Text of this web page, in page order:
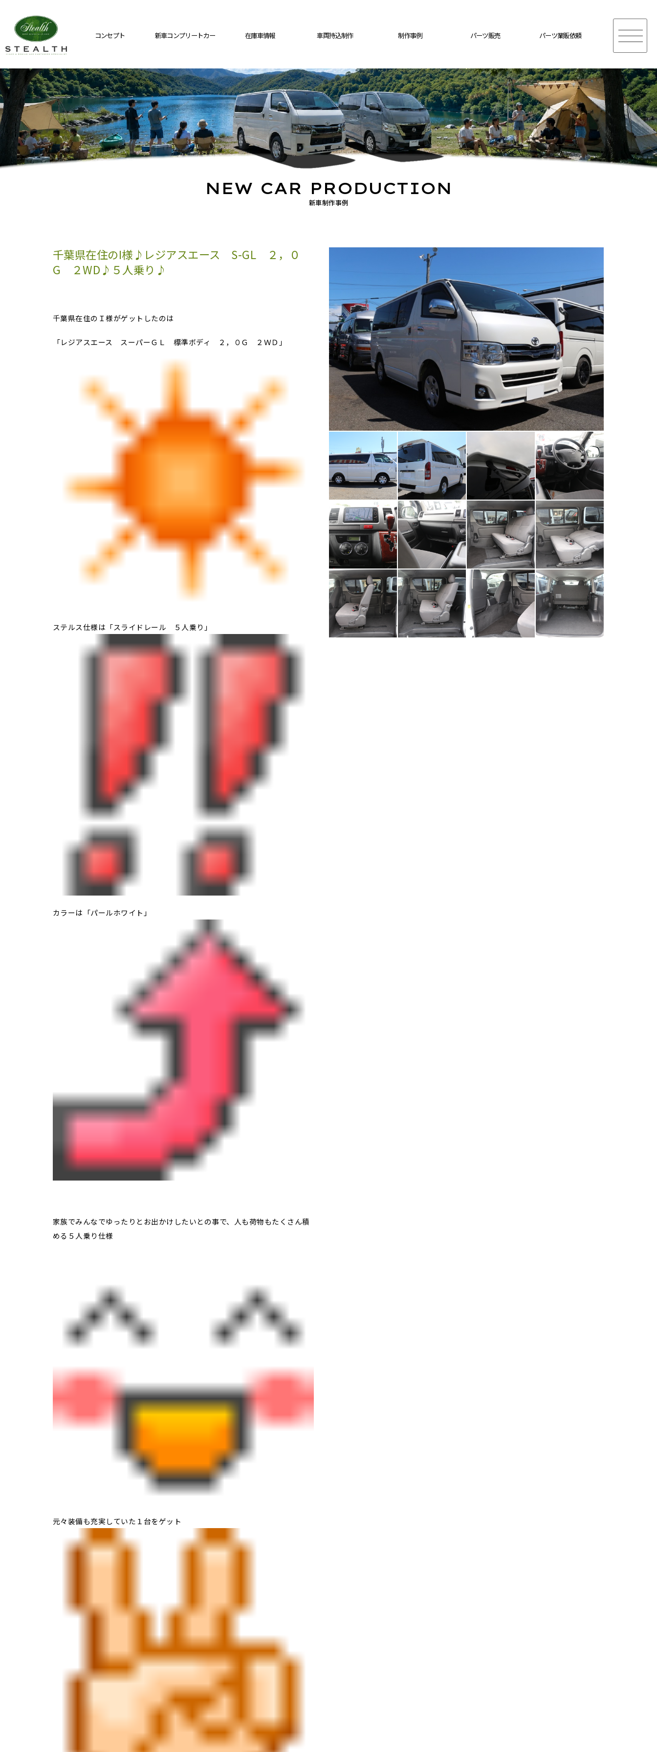
コンセプト 新車コンプリートカー 在庫車情報 車両持込制作 制作事例 パーツ販売 パーツ業販依頼
新車制作事例
NEW CAR PRODUCTION
千葉県在住のI様♪レジアスエース S-GL ２，０
G ２WD♪５人乗り♪
千葉県在住のＩ様がゲットしたのは
「レジアスエース スーパーＧＬ 標準ボディ ２，０Ｇ ２ＷＤ」
ステルス仕様は「スライドレール ５人乗り」
カラーは「パールホワイト」
家族でみんなでゆったりとお出かけしたいとの事で、人も荷物もたくさん積
める５人乗り仕様
元々装備も充実していた１台をゲット